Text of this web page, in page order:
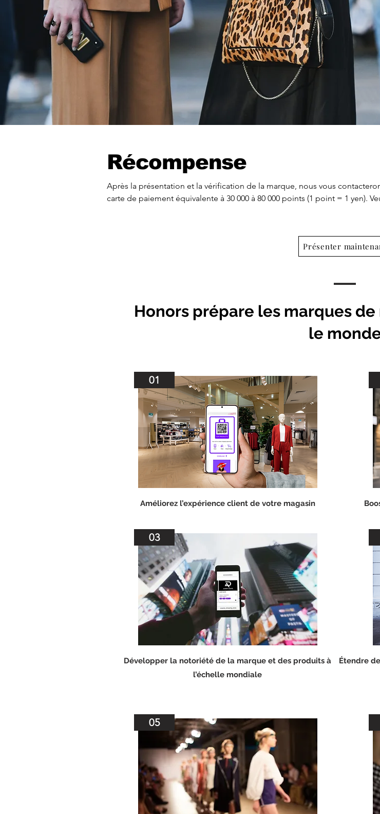
Récompense
Après la présentation et la vérification de la marque, nous vous
carte de paiement équivalente à 30 000 à 80 000 points (1 point = 1 yen).
Présenter
Honors prépare les marques
le
01
Améliorez l’expérience client de votre magasin
03
Développer la notoriété de la marque et des produits à
l’échelle mondiale
Étendre
05